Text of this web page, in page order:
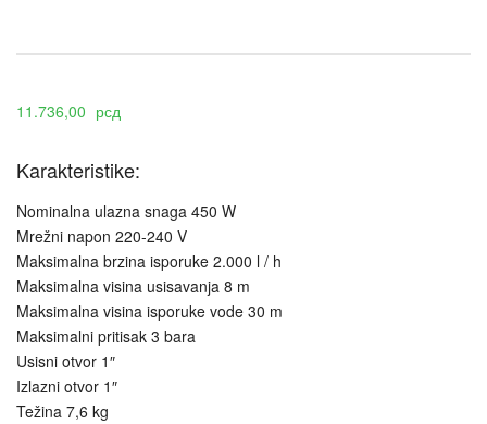
11.736,00 рсд
Karakteristike:
Nominalna ulazna snaga 450 W
Mrežni napon 220-240 V
Maksimalna brzina isporuke 2.000 l / h
Maksimalna visina usisavanja 8 m
Maksimalna visina isporuke vode 30 m
Maksimalni pritisak 3 bara
Usisni otvor 1″
Izlazni otvor 1″
Težina 7,6 kg